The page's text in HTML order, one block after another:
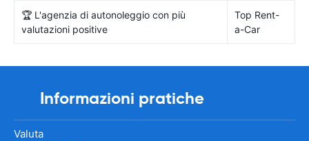
🏆 L'agenzia di autonoleggio con più
valutazioni positive
Top Rent-
a-Car
Informazioni pratiche
Valuta